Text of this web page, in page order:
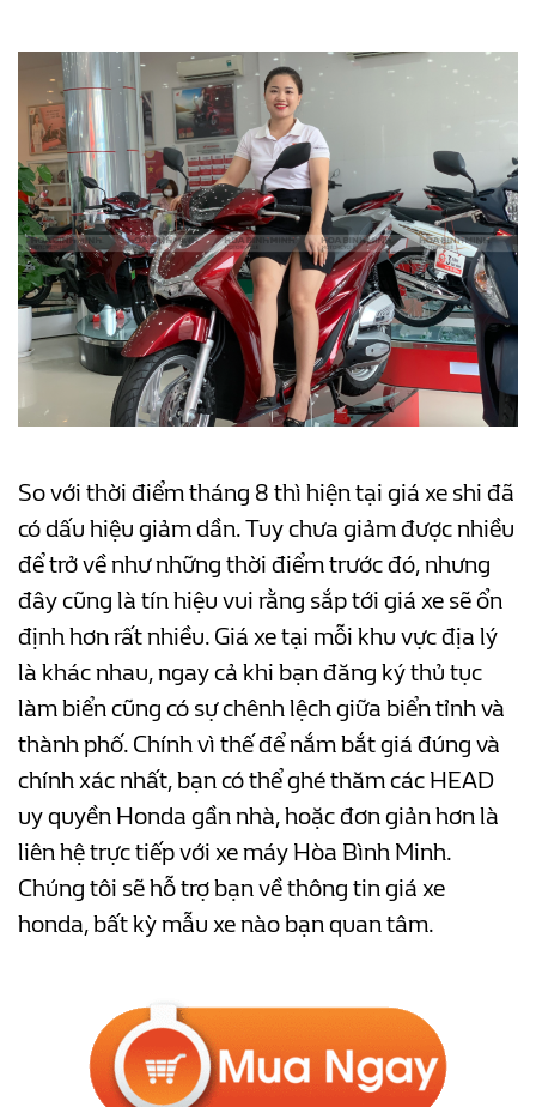
So với thời điểm tháng 8 thì hiện tại giá xe shi đã
có dấu hiệu giảm dần. Tuy chưa giảm được nhiều
để trở về như những thời điểm trước đó, nhưng
đây cũng là tín hiệu vui rằng sắp tới giá xe sẽ ổn
định hơn rất nhiều. Giá xe tại mỗi khu vực địa lý
là khác nhau, ngay cả khi bạn đăng ký thủ tục
làm biển cũng có sự chênh lệch giữa biển tỉnh và
thành phố. Chính vì thế để nắm bắt giá đúng và
chính xác nhất, bạn có thể ghé thăm các HEAD
uy quyền Honda gần nhà, hoặc đơn giản hơn là
liên hệ trực tiếp với xe máy Hòa Bình Minh.
Chúng tôi sẽ hỗ trợ bạn về thông tin giá xe
honda, bất kỳ mẫu xe nào bạn quan tâm.